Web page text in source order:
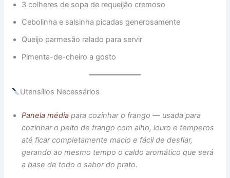
3 colheres de sopa de requeijão cremoso
Cebolinha e salsinha picadas generosamente
Queijo parmesão ralado para servir
Pimenta-de-cheiro a gosto
Utensílios Necessários
Panela média para cozinhar o frango — usada para
cozinhar o peito de frango com alho, louro e temperos
até ficar completamente macio e fácil de desfiar,
gerando ao mesmo tempo o caldo aromático que será
a base de todo o sabor do prato.